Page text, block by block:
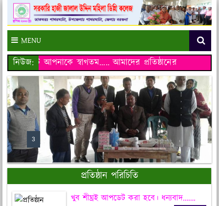
MENU
নিউজ: আমাদের প্রতিষ্ঠানের ওয়েব
সাইটে আপনাকে স্বাগতম…..
প্রতিষ্ঠান পরিচিতি
খুব শীঘ্রই আপডেট করা হবে। ধন্যবাদ…….